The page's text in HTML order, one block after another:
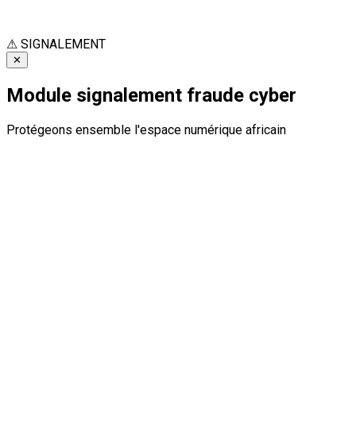
⚠ SIGNALEMENT
✕
Module signalement fraude cyber
Protégeons ensemble l'espace numérique africain